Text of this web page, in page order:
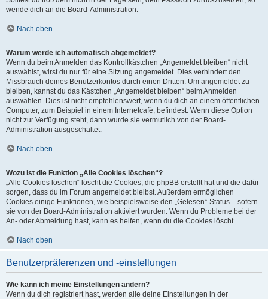
wende dich an die Board-Administration.
Nach oben
Warum werde ich automatisch abgemeldet?
Wenn du beim Anmelden das Kontrollkästchen „Angemeldet bleiben“ nicht
auswählst, wirst du nur für eine Sitzung angemeldet. Dies verhindert den
Missbrauch deines Benutzerkontos durch einen Dritten. Um angemeldet zu
bleiben, kannst du das Kästchen „Angemeldet bleiben“ beim Anmelden
auswählen. Dies ist nicht empfehlenswert, wenn du dich an einem öffentlichen
Computer, zum Beispiel in einem Internetcafé, befindest. Wenn diese Option
nicht zur Verfügung steht, dann wurde sie vermutlich von der Board-
Administration ausgeschaltet.
Nach oben
Wozu ist die Funktion „Alle Cookies löschen“?
„Alle Cookies löschen“ löscht die Cookies, die phpBB erstellt hat und die dafür
sorgen, dass du im Forum angemeldet bleibst. Außerdem ermöglichen
Cookies einige Funktionen, wie beispielsweise den „Gelesen“-Status – sofern
sie von der Board-Administration aktiviert wurden. Wenn du Probleme bei der
An- oder Abmeldung hast, kann es helfen, wenn du die Cookies löscht.
Nach oben
Benutzerpräferenzen und -einstellungen
Wie kann ich meine Einstellungen ändern?
Wenn du dich registriert hast, werden alle deine Einstellungen in der